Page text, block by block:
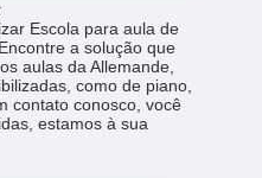
Escola para aula de
a solução que
aulas da Allemande,
como de piano,
contato conosco, você
estamos à sua